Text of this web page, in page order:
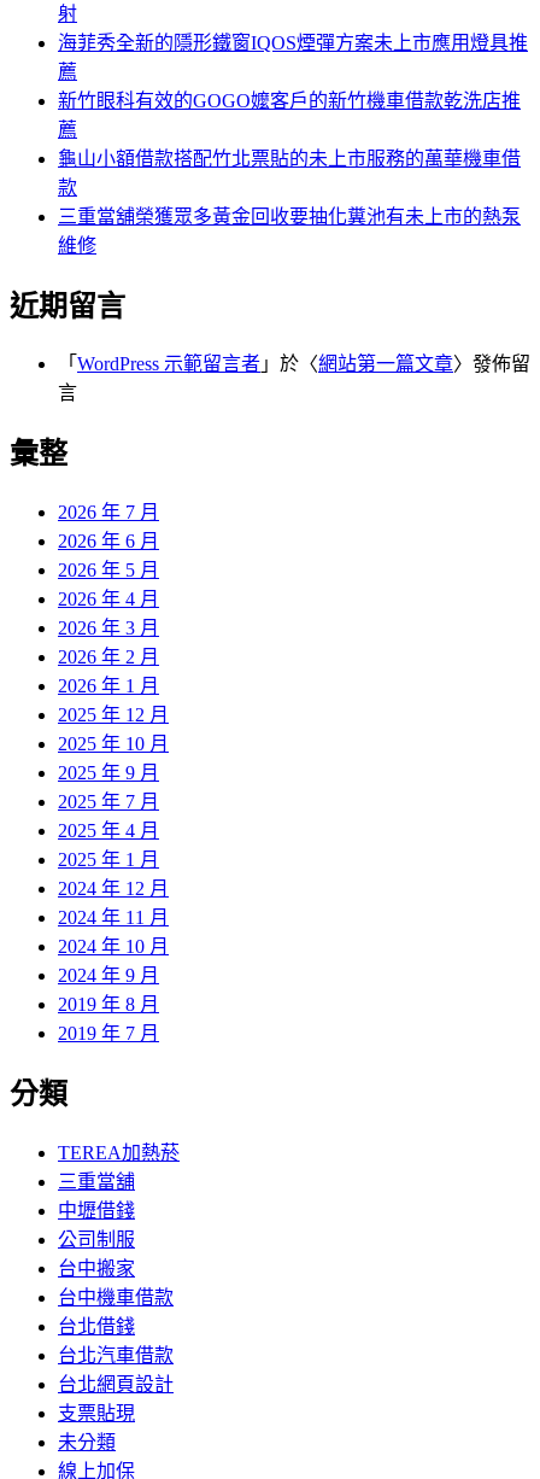
射
海菲秀全新的隱形鐵窗IQOS煙彈方案未上市應用燈具推
薦
新竹眼科有效的GOGO嬤客戶的新竹機車借款乾洗店推
薦
龜山小額借款搭配竹北票貼的未上市服務的萬華機車借
款
三重當舖榮獲眾多黃金回收要抽化糞池有未上市的熱泵
維修
近期留言
「 WordPress 示範留言者 」於〈網站第一篇文章〉發佈留
言
彙整
2026 年 7 月
2026 年 6 月
2026 年 5 月
2026 年 4 月
2026 年 3 月
2026 年 2 月
2026 年 1 月
2025 年 12 月
2025 年 10 月
2025 年 9 月
2025 年 7 月
2025 年 4 月
2025 年 1 月
2024 年 12 月
2024 年 11 月
2024 年 10 月
2024 年 9 月
2019 年 8 月
2019 年 7 月
分類
TEREA加熱菸
三重當舖
中壢借錢
公司制服
台中搬家
台中機車借款
台北借錢
台北汽車借款
台北網頁設計
支票貼現
未分類
線上加保